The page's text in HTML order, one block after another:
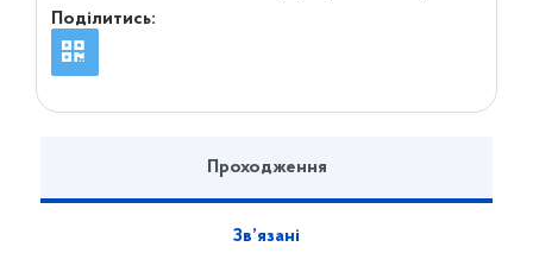
Поділитись:
Проходження
Зв’язані